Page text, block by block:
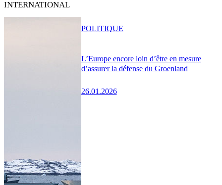
INTERNATIONAL
L’Europe encore loin d’être en mesure
d’assurer la défense du Groenland
26.01.2026
POLITIQUE